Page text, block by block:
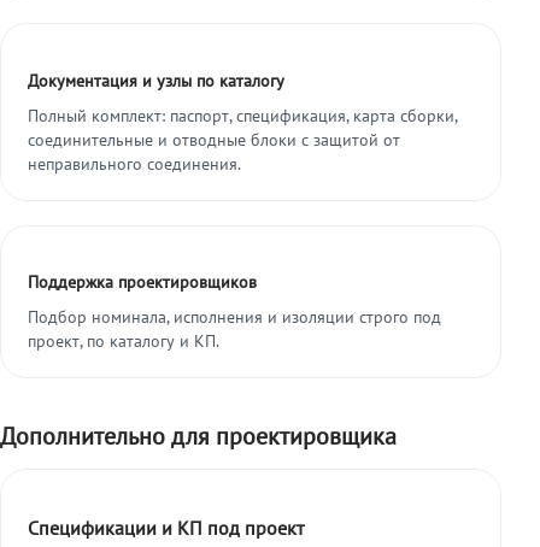
Документация и узлы по каталогу
Полный комплект: паспорт, спецификация, карта сборки,
соединительные и отводные блоки с защитой от
неправильного соединения.
Поддержка проектировщиков
Подбор номинала, исполнения и изоляции строго под
проект, по каталогу и КП.
Дополнительно для проектировщика
Спецификации и КП под проект